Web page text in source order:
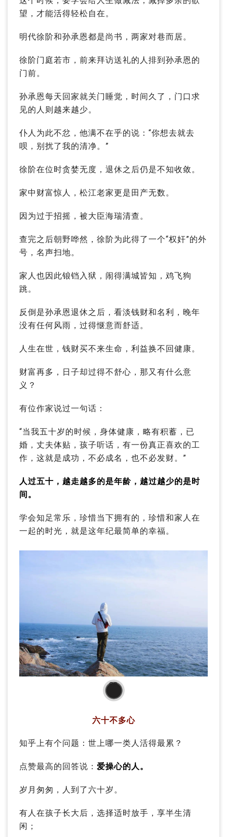
望，才能活得轻松自在。
明代徐阶和孙承恩都是尚书，两家对巷而居。
徐阶门庭若市，前来拜访送礼的人排到孙承恩的
门前。
孙承恩每天回家就关门睡觉，时间久了，门口求
见的人则越来越少。
仆人为此不忿，他满不在乎的说：“你想去就去
呗，别扰了我的清净。”
徐阶在位时贪婪无度，退休之后仍是不知收敛。
家中财富惊人，松江老家更是田产无数。
因为过于招摇，被大臣海瑞清查。
查完之后朝野哗然，徐阶为此得了一个“权奸”的外
号，名声扫地。
家人也因此锒铛入狱，闹得满城皆知，鸡飞狗
跳。
反倒是孙承恩退休之后，看淡钱财和名利，晚年
没有任何风雨，过得惬意而舒适。
人生在世，钱财买不来生命，利益换不回健康。
财富再多，日子却过得不舒心，那又有什么意
义？
有位作家说过一句话：
“当我五十岁的时候，身体健康，略有积蓄，已
婚，丈夫体贴，孩子听话，有一份真正喜欢的工
作，这就是成功，不必成名，也不必发财。”
人过五十，越走越多的是年龄，越过越少的是时
间。
学会知足常乐，珍惜当下拥有的，珍惜和家人在
一起的时光，就是这年纪最简单的幸福。
03
六十不多心
知乎上有个问题：世上哪一类人活得最累？
点赞最高的回答说： 爱操心的人。
岁月匆匆，人到了六十岁。
有人在孩子长大后，选择适时放手，享半生清
闲；